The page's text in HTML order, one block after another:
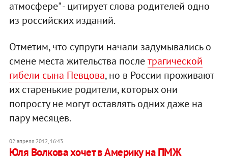
атмосфере" - цитирует слова родителей одно
из российских изданий.
Отметим, что супруги начали задумывались о
смене места жительства послетрагической
гибели сына Певцова, но в России проживают
их старенькие родители, которых они
попросту не могут оставлять одних даже на
пару месяцев.
02 апреля 2012, 16:43
Юля Волкова хочет в Америку на ПМЖ